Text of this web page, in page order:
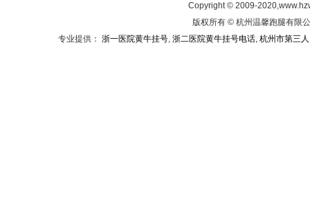
Copyright © 2009-
版权所有 © 杭州温馨跑腿有限
专业提供： 浙一医院黄牛挂号, 浙二医院黄牛挂号电话, 杭州市第三